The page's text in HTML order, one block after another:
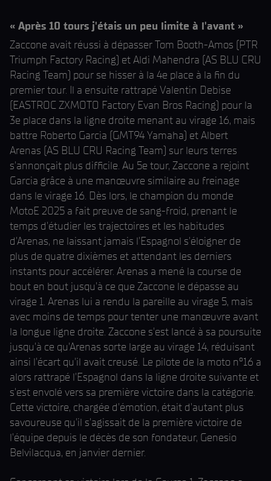
« Après 10 tours j'étais un peu limite à l'avant »
Zaccone avait réussi à dépasser Tom Booth-Amos (PTR
Triumph Factory Racing) et Aldi Mahendra (AS BLU CRU
Racing Team) pour se hisser à la 4e place à la fin du
premier tour. Il a ensuite rattrapé Valentin Debise
(EASTROC ZXMOTO Factory Evan Bros Racing) pour la
3e place dans la ligne droite menant au virage 16, mais
battre Roberto Garcia (GMT94 Yamaha) et Albert
Arenas (AS BLU CRU Racing Team) sur leurs terres
s'annonçait plus difficile. Au 5e tour, Zaccone a rejoint
Garcia grâce à une manœuvre similaire au freinage
dans le virage 16. Dès lors, le champion du monde
MotoE 2025 a fait preuve de sang-froid, prenant le
temps d'étudier les trajectoires et les habitudes
d'Arenas, ne laissant jamais l'Espagnol s'éloigner de
plus de quatre dixièmes et attendant les derniers
instants pour accélérer. Arenas a mené la course de
bout en bout jusqu'à ce que Zaccone le dépasse au
virage 1. Arenas lui a rendu la pareille au virage 5, mais
avec moins de temps pour tenter une manœuvre avant
la longue ligne droite. Zaccone s'est lancé à sa poursuite
jusqu'à ce qu'Arenas sorte large au virage 14, réduisant
ainsi l'écart qu'il avait creusé. Le pilote de la moto n°16 a
alors rattrapé l'Espagnol dans la ligne droite suivante et
s'est envolé vers sa première victoire dans la catégorie.
Cette victoire, chargée d'émotion, était d'autant plus
savoureuse qu'il s'agissait de la première victoire de
l'équipe depuis le décès de son fondateur, Genesio
Belvilacqua, en janvier dernier.